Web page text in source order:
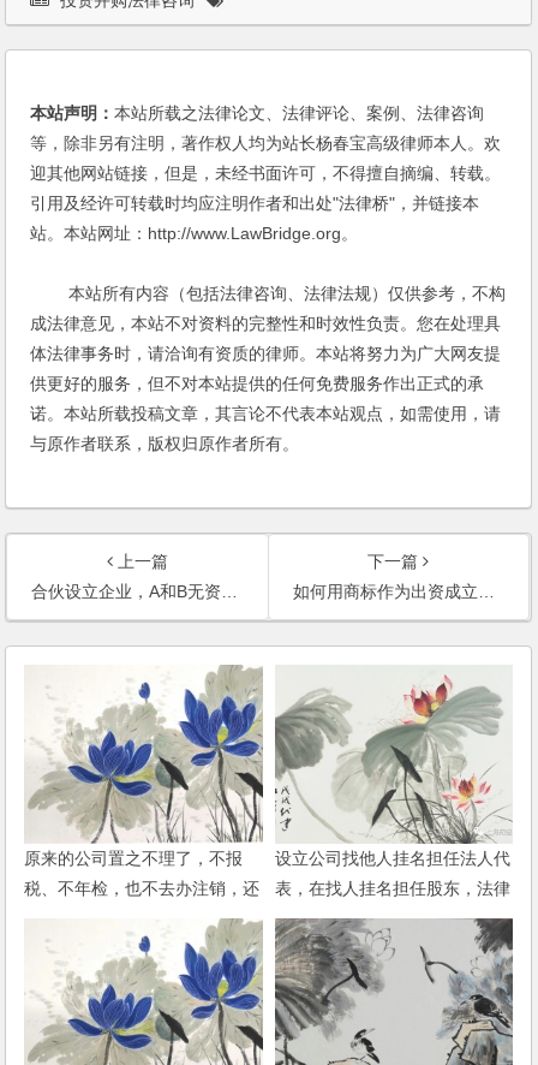
本站声明：本站所载之法律论文、法律评论、案例、法律咨询
等，除非另有注明，著作权人均为站长杨春宝高级律师本人。欢
迎其他网站链接，但是，未经书面许可，不得擅自摘编、转载。
引用及经许可转载时均应注明作者和出处"法律桥"，并链接本
站。本站网址：http://www.LawBridge.org。
本站所有内容（包括法律咨询、法律法规）仅供参考，不构
成法律意见，本站不对资料的完整性和时效性负责。您在处理具
体法律事务时，请洽询有资质的律师。本站将努力为广大网友提
供更好的服务，但不对本站提供的任何免费服务作出正式的承
诺。本站所载投稿文章，其言论不代表本站观点，如需使用，请
与原作者联系，版权归原作者所有。
上一篇
合伙设立企业，A和B无资金投入，而C以资金入股，如何运作及保障权利？
下一篇
如何用商标作为出资成立公司？
原来的公司置之不理了，不报
税、不年检，也不去办注销，还
可以在开公司吗？是否有影响？
设立公司找他人挂名担任法人代
表，在找人挂名担任股东，法律
责任如何承担？